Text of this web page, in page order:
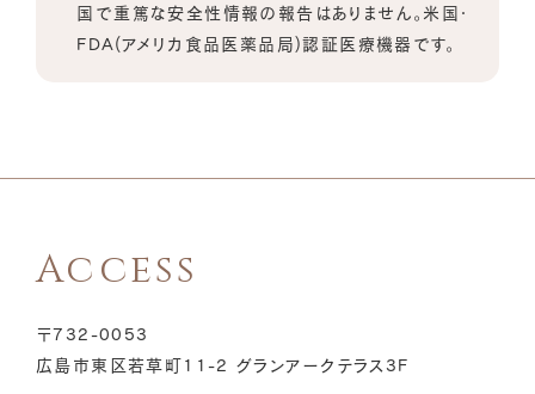
国で重篤な安全性情報の報告はありません。米国・
FDA(アメリカ食品医薬品局)認証医療機器です。
Access
〒732-0053
広島市東区若草町11-2 グランアークテラス3F